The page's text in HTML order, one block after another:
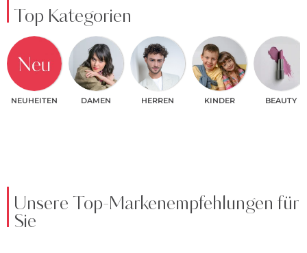
Top Kategorien
NEUHEITEN DAMEN HERREN KINDER BEAUTY
Unsere Top-Markenempfehlungen für
Sie